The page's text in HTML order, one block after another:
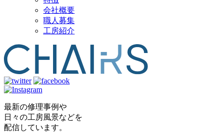
会社概要
職人募集
工房紹介
最新の修理事例や
日々の工房風景などを
配信しています。